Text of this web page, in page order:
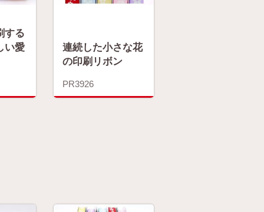
する
い愛
連続した小さな花
の印刷リボン
PR3926